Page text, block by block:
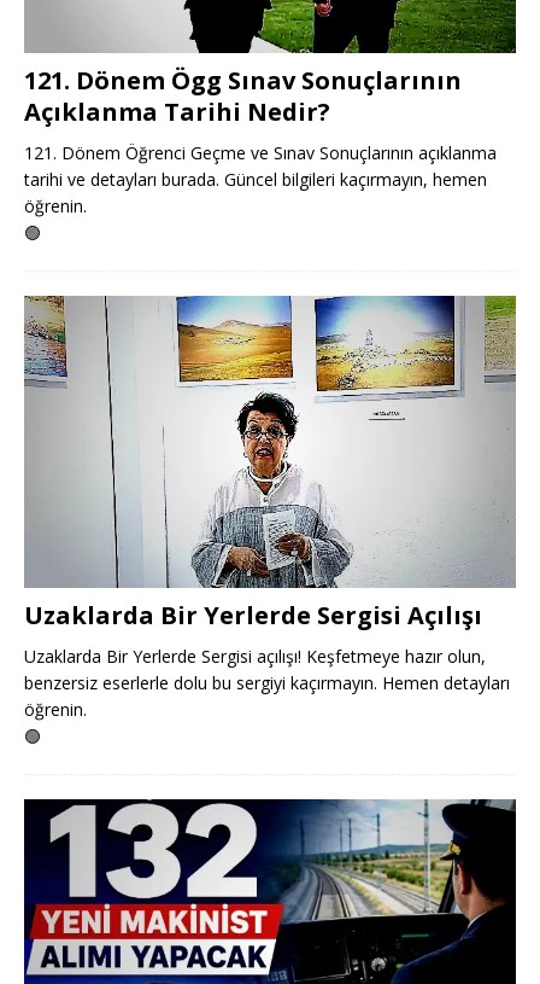
121. Dönem Ögg Sınav Sonuçlarının
Açıklanma Tarihi Nedir?
121. Dönem Öğrenci Geçme ve Sınav Sonuçlarının açıklanma
tarihi ve detayları burada. Güncel bilgileri kaçırmayın, hemen
öğrenin.
🟢
Uzaklarda Bir Yerlerde Sergisi Açılışı
Uzaklarda Bir Yerlerde Sergisi açılışı! Keşfetmeye hazır olun,
benzersiz eserlerle dolu bu sergiyi kaçırmayın. Hemen detayları
öğrenin.
🟢